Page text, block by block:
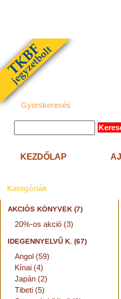
Gyorskeresés
KEZDŐLAP
Kategóriák
AKCIÓS KÖNYVEK (7)
20%-os akció (3)
IDEGENNYELVŰ K. (67)
Angol (59)
Kínai (4)
Japán (2)
Tibeti (5)